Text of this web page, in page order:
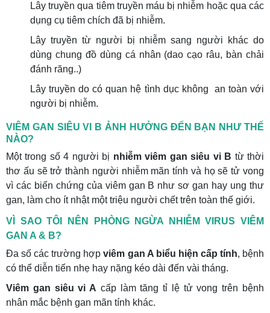
Lây truyền qua tiêm truyền máu bị nhiễm hoặc qua các
dụng cụ tiêm chích đã bị nhiễm.
Lây truyền từ người bị nhiễm sang người khác do
dùng chung đồ dùng cá nhân (dao cạo râu, bàn chải
đánh răng..)
Lây truyền do có quan hệ tình dục không an toàn với
người bị nhiễm.
VIÊM GAN SIÊU VI B ẢNH HƯỞNG ĐẾN BẠN NHƯ THẾ
NÀO?
Một trong số 4 người bị nhiễm viêm gan siêu vi B từ thời
thơ ấu sẽ trở thành người nhiễm mãn tính và họ sẽ tử vong
vì các biến chứng của viêm gan B như sơ gan hay ung thư
gan, làm cho ít nhật một triệu người chết trên toàn thế giới.
VÌ SAO TÔI NÊN PHÒNG NGỪA NHIỄM VIRUS VIÊM
GAN A & B?
Đa số các trường hợpviêm gan A biểu hiện cấp tính, bệnh
có thể diễn tiến nhẹ hay nặng kéo dài đến vài tháng.
Viêm gan siêu vi A cấp làm tăng tỉ lệ tử vong trên bệnh
nhân mắc bệnh gan mãn tính khác.